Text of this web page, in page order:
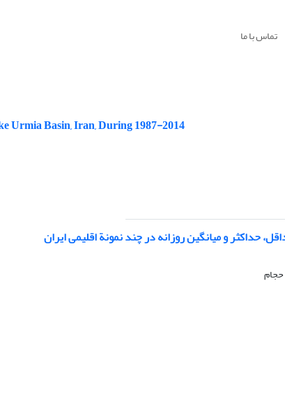
تماس با ما
Urmia Basin, Iran, During 1987-2014
حداکثر و میانگین روزانه در چند نمونة اقلیمی ایران
حجام